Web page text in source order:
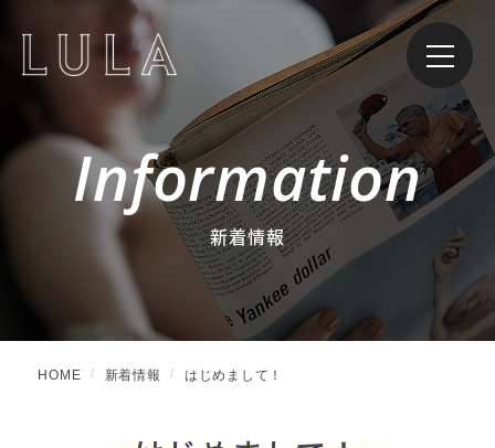
Information
新着情報
HOME 新着情報 はじめまして！